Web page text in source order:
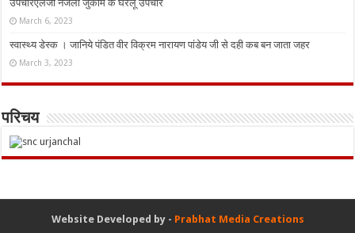
उपचारएलर्जी नजला जुकाम के घरेलू उपचार
March 6, 2023
स्वास्थ्य डेस्क । जानिये पंडित वीर विक्रम नारायण पांडेय जी से दही कब बन जाता जहर
March 3, 2023
परिचय
Website Developed by - Prabhat Media Creations